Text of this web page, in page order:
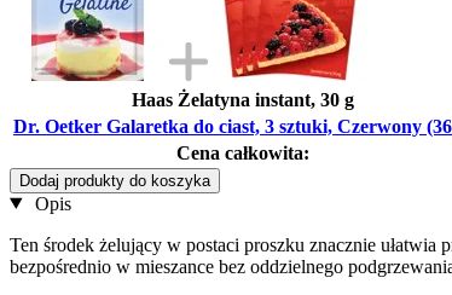
Haas Żelatyna instant, 30 g
Dr. Oetker Galaretka do ciast, 3 sztuki, Czerwony
Cena całkowita:
Dodaj produkty do koszyka
Opis
Ten środek żelujący w postaci proszku znacznie
bezpośrednio w mieszance bez oddzielnego